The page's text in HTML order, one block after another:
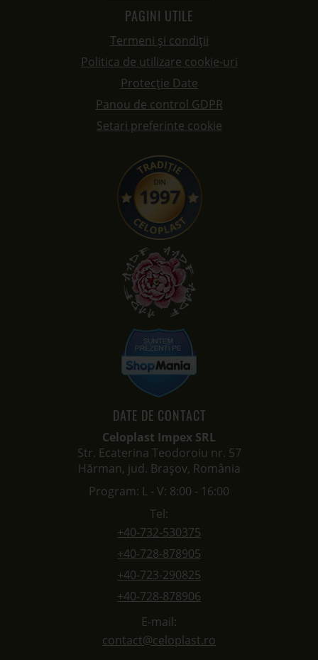
PAGINI UTILE
Termeni și condiții
Politica de utilizare cookie-uri
Protecție Date
Panou de control GDPR
Setari preferinte cookie
DATE DE CONTACT
Celoplast Impex SRL
Str. Ecaterina Teodoroiu nr. 57
Hărman, jud. Brașov, România
Program: L - V: 8:00 - 16:00
Tel:
+40-732-530375
+40-728-878905
+40-723-290825
+40-728-878906
E-mail:
contact@celoplast.ro